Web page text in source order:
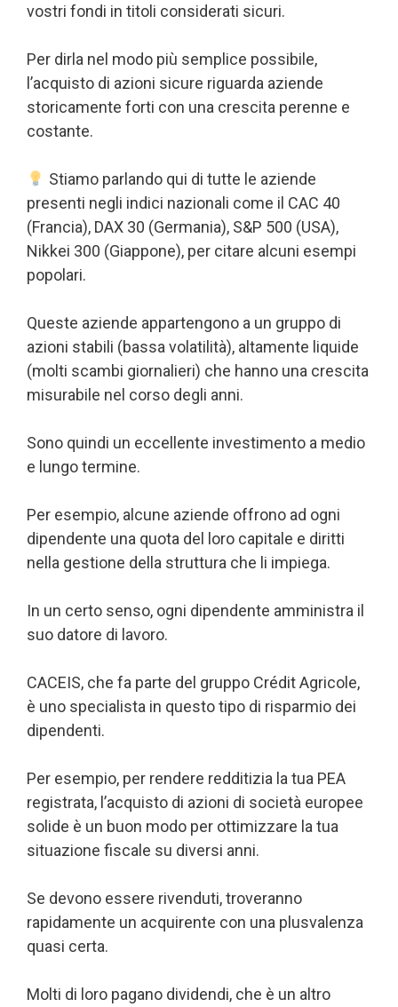
vostri fondi in titoli considerati sicuri.
Per dirla nel modo più semplice possibile,
l’acquisto di azioni sicure riguarda aziende
storicamente forti con una crescita perenne e
costante.
Stiamo parlando qui di tutte le aziende
presenti negli indici nazionali come il CAC 40
(Francia), DAX 30 (Germania), S&P 500 (USA),
Nikkei 300 (Giappone), per citare alcuni esempi
popolari.
Queste aziende appartengono a un gruppo di
azioni stabili (bassa volatilità), altamente liquide
(molti scambi giornalieri) che hanno una crescita
misurabile nel corso degli anni.
Sono quindi un eccellente investimento a medio
e lungo termine.
Per esempio, alcune aziende offrono ad ogni
dipendente una quota del loro capitale e diritti
nella gestione della struttura che li impiega.
In un certo senso, ogni dipendente amministra il
suo datore di lavoro.
CACEIS, che fa parte del gruppo Crédit Agricole,
è uno specialista in questo tipo di risparmio dei
dipendenti.
Per esempio, per rendere redditizia la tua PEA
registrata, l’acquisto di azioni di società europee
solide è un buon modo per ottimizzare la tua
situazione fiscale su diversi anni.
Se devono essere rivenduti, troveranno
rapidamente un acquirente con una plusvalenza
quasi certa.
Molti di loro pagano dividendi, che è un altro